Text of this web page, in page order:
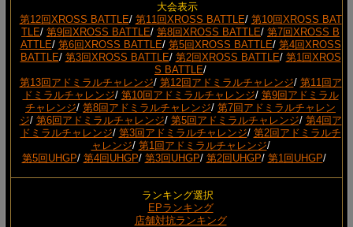
大会表示
第12回XROSS BATTLE/ 第11回XROSS BATTLE/ 第10回XROSS BAT
TLE/ 第9回XROSS BATTLE/ 第8回XROSS BATTLE/ 第7回XROSS B
ATTLE/ 第6回XROSS BATTLE/ 第5回XROSS BATTLE/ 第4回XROSS
BATTLE/ 第3回XROSS BATTLE/ 第2回XROSS BATTLE/ 第1回XROS
S BATTLE/
第13回アドミラルチャレンジ/ 第12回アドミラルチャレンジ/ 第11回ア
ドミラルチャレンジ/ 第10回アドミラルチャレンジ/ 第9回アドミラル
チャレンジ/ 第8回アドミラルチャレンジ/ 第7回アドミラルチャレン
ジ/ 第6回アドミラルチャレンジ/ 第5回アドミラルチャレンジ/ 第4回ア
ドミラルチャレンジ/ 第3回アドミラルチャレンジ/ 第2回アドミラルチ
ャレンジ/ 第1回アドミラルチャレンジ/
第5回UHGP/ 第4回UHGP/ 第3回UHGP/ 第2回UHGP/ 第1回UHGP/
ランキング選択
EPランキング
店舗対抗ランキング